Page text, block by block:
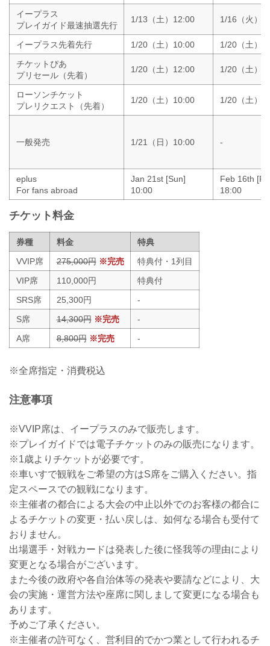
イープラス
プレイガイド最速抽選先行
1/13（土）12:00 1/16（火）
イープラス先着先行 1/20（土）10:00
1/20（土）
チケットぴあ
プリセール（先着）
1/20（土）12:00 1/20（土）
ローソンチケット
プレリクエスト（先着）
1/20（土）10:00 1/20（土）
一般発売 1/21（日）10:00 -
eplus
For fans abroad
Jan 21st [Sun]
10:00
Feb 16th
18:00
チケット料金
券種 料金
特典
VVIP席
275,000円 ※完売
特典付・1列目
VIP席
110,000円
特典付
SRS席
25,300円
-
S席
14,300円 ※完売
-
A席
8,800円 ※完売 -
※全席指定・消費税込
注意事項
※VVIP席は、イープラスのみで販売します。
※プレイガイドでは電子チケットのみの販売になります。
※1歳よりチケットが必要です。
※車いすで観戦をご希望の方はS席をご購入ください。指
定スペースでの観戦になります。
※主催者の都合による大会の中止以外でのお客様の都合に
よるチケットの変更・払い戻しは、如何なる場合も受付て
おりません。
出場選手・対戦カードは発表した後に怪我等の理由により
変更となる場合がございます。
また今後の政府や各自治体等の発表や要請などにより、大
会の実施・運営方法や座席に関しまして変更になる場合も
あります。
予めご了承ください。
※主催者の許可なく、営利目的でかつ業として行われるチ